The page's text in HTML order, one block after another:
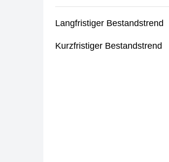
Langfristiger Bestandstrend
Kurzfristiger Bestandstrend